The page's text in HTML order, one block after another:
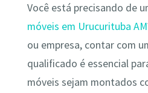
Você está precisando de
móveis em Urucurituba AM
ou empresa, contar com
qualificado é essencial
móveis sejam montados